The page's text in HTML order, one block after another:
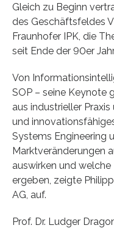
Gleich zu Beginn
des Geschäftsfeldes
Fraunhofer IPK, die
seit Ende der 90er
Von
SOP – seine Keynote
aus industrieller
und
Systems Engineering
Marktveränderungen
auswirken und
ergeben, zeigte
AG, auf.
Prof. Dr. Ludger